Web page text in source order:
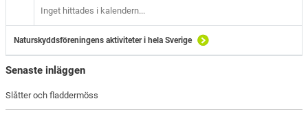
Inget hittades i kalendern...
Naturskyddsföreningens aktiviteter i hela Sverige
Senaste inläggen
Slåtter och fladdermöss